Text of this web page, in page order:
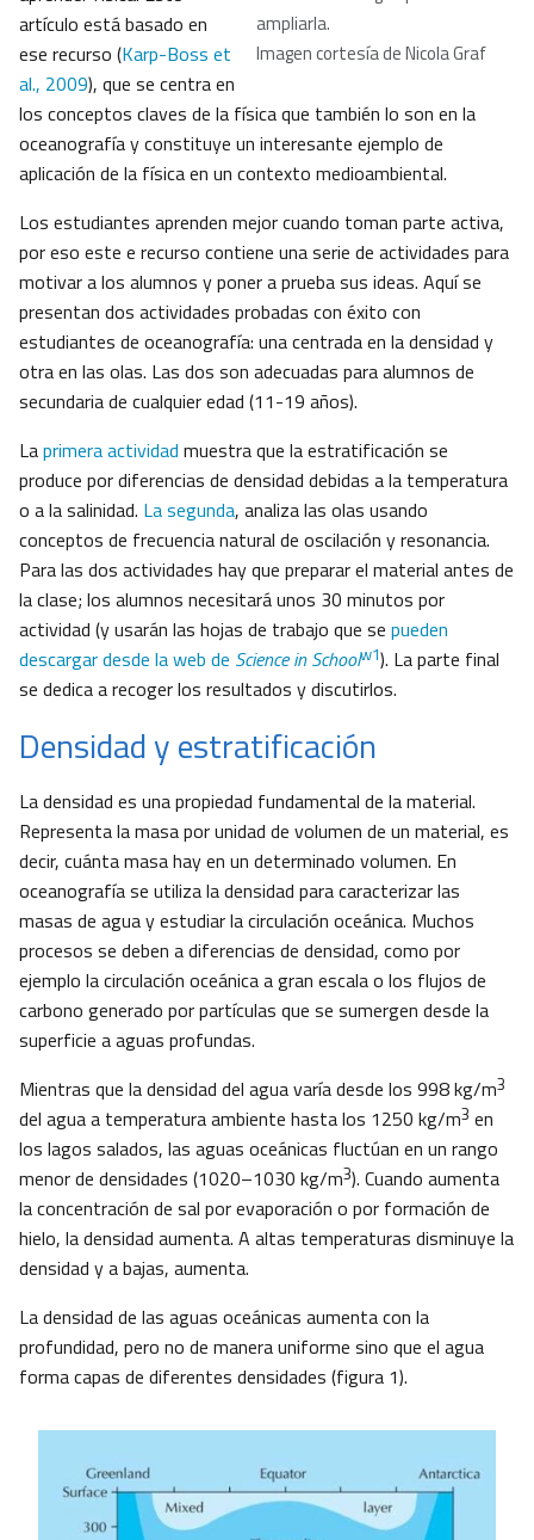
ampliarla.
Imagen cortesía de Nicola Graf
artículo está basado en
ese recurso (Karp-Boss et
al., 2009), que se centra en
los conceptos claves de la física que también lo son en la
oceanografía y constituye un interesante ejemplo de
aplicación de la física en un contexto medioambiental.
Los estudiantes aprenden mejor cuando toman parte activa,
por eso este e recurso contiene una serie de actividades para
motivar a los alumnos y poner a prueba sus ideas. Aquí se
presentan dos actividades probadas con éxito con
estudiantes de oceanografía: una centrada en la densidad y
otra en las olas. Las dos son adecuadas para alumnos de
secundaria de cualquier edad (11-19 años).
Laprimera actividad muestra que la estratificación se
produce por diferencias de densidad debidas a la temperatura
o a la salinidad. La segunda, analiza las olas usando
conceptos de frecuencia natural de oscilación y resonancia.
Para las dos actividades hay que preparar el material antes de
la clase; los alumnos necesitará unos 30 minutos por
actividad (y usarán las hojas de trabajo que se pueden
descargar desde la web de Science in Schoolw1). La parte final
se dedica a recoger los resultados y discutirlos.
Densidad y estratificación
La densidad es una propiedad fundamental de la material.
Representa la masa por unidad de volumen de un material, es
decir, cuánta masa hay en un determinado volumen. En
oceanografía se utiliza la densidad para caracterizar las
masas de agua y estudiar la circulación oceánica. Muchos
procesos se deben a diferencias de densidad, como por
ejemplo la circulación oceánica a gran escala o los flujos de
carbono generado por partículas que se sumergen desde la
superficie a aguas profundas.
Mientras que la densidad del agua varía desde los 998 kg/m3
del agua a temperatura ambiente hasta los 1250 kg/m3 en
los lagos salados, las aguas oceánicas fluctúan en un rango
menor de densidades (1020–1030 kg/m3). Cuando aumenta
la concentración de sal por evaporación o por formación de
hielo, la densidad aumenta. A altas temperaturas disminuye la
densidad y a bajas, aumenta.
La densidad de las aguas oceánicas aumenta con la
profundidad, pero no de manera uniforme sino que el agua
forma capas de diferentes densidades (figura 1).